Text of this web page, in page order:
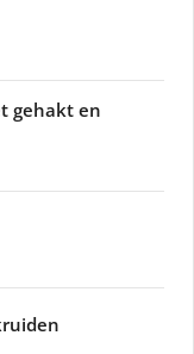
gehakt en